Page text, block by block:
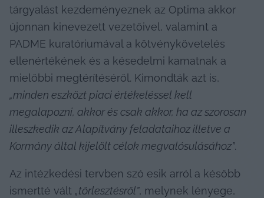
tárgyalást kezdeményeznek az Optima akkor
újonnan kinevezett vezetőivel, valamint a
PADME kuratóriumával a kötvénykövetelés
ellenértékének és a késedelmi kamatnak a
„minden eszközt piaci értékeléssel kell
megalapozni, akkor és csak akkor, ha az szorosan
illeszkedik az Alapítvány feladataihoz illetve a
Kormány által kijelölt célok megvalósulásához”.
Az intézkedési tervben szó esik arról a később
ismertté vált „törlesztésről”, melynek lényege,